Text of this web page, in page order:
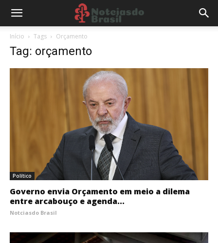
Início Tags Orçamento
Tag: orçamento
Político
Governo envia Orçamento em meio a dilema
entre arcabouço e agenda...
Notciasdo Brasil